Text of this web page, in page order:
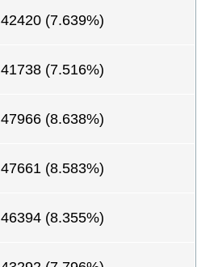
42420 (7.639%)
41738 (7.516%)
47966 (8.638%)
47661 (8.583%)
46394 (8.355%)